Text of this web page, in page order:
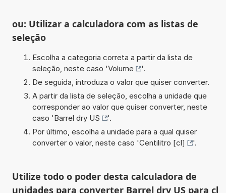
ou: Utilizar a calculadora com as listas de
seleção
Escolha a categoria correta a partir da lista de
seleção, neste caso 'Volume
'.
De seguida, introduza o valor que quiser converter.
A partir da lista de seleção, escolha a unidade que
corresponder ao valor que quiser converter, neste
caso 'Barrel dry US
'.
Por último, escolha a unidade para a qual quiser
converter o valor, neste caso 'Centilitro [cl] '.
Utilize todo o poder desta calculadora de
unidades para converter Barrel dry US para cl